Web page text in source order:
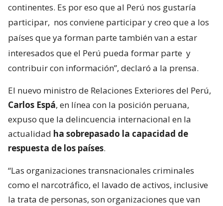
continentes. Es por eso que al Perú nos gustaría
participar, nos conviene participar y creo que a los
países que ya forman parte también van a estar
interesados que el Perú pueda formar parte y
contribuir con información”, declaró a la prensa.
El nuevo ministro de Relaciones Exteriores del Perú,
Carlos Espá, en línea con la posición peruana,
expuso que la delincuencia internacional en la
actualidad ha sobrepasado la capacidad de
respuesta de los países.
“Las organizaciones transnacionales criminales
como el narcotráfico, el lavado de activos, inclusive
la trata de personas, son organizaciones que van